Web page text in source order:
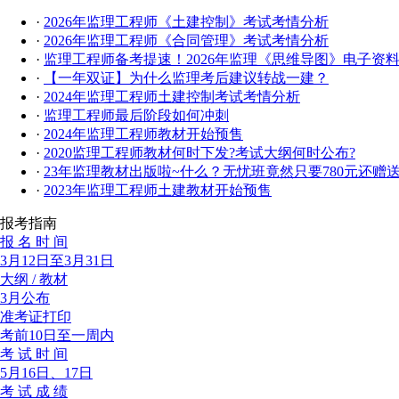
· 2026年监理工程师《土建控制》考试考情分析
· 2026年监理工程师《合同管理》考试考情分析
· 监理工程师备考提速！2026年监理《思维导图》电子资
·
【一年双证】为什么监理考后建议转战一建？
· 2024年监理工程师土建控制考试考情分析
· 监理工程师最后阶段如何冲刺
· 2024年监理工程师教材开始预售
· 2020监理工程师教材何时下发?考试大纲何时公布?
· 23年监理教材出版啦~什么？无忧班竟然只要780元还赠
· 2023年监理工程师土建教材开始预售
报考指南
报 名 时 间
3月12日至3月31日
大纲 / 教材
3月公布
准考证打印
考前10日至一周内
考 试 时 间
5月16日、17日
考 试 成 绩